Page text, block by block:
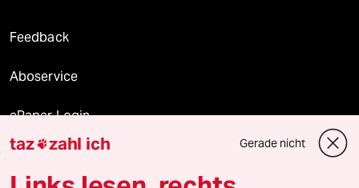
Feedback
Aboservice
ePaper Login
Downloads für Abonnierende
taz zahl ich Gerade nicht